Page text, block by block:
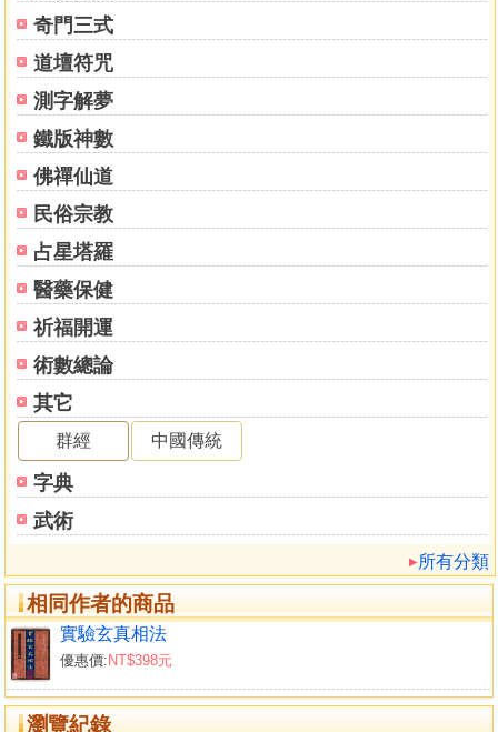
奇門三式
道壇符咒
測字解夢
鐵版神數
佛禪仙道
民俗宗教
占星塔羅
醫藥保健
祈福開運
術數總論
其它
群經 中國傳統
字典
武術
所有分類
相同作者的商品
實驗玄真相法
優惠價: NT$398元
瀏覽紀錄